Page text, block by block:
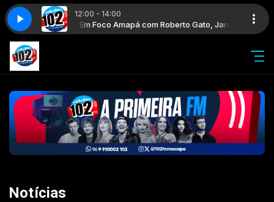
12:00 - 14:00
CruzEm Foco Amapá com Roberto Gato, Jara Dias e Vicente Cruz
Notícias